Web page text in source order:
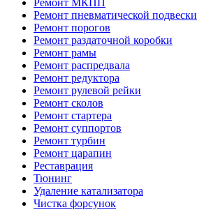
Ремонт МКПП
Ремонт пневматической подвески
Ремонт порогов
Ремонт раздаточной коробки
Ремонт рамы
Ремонт распредвала
Ремонт редуктора
Ремонт рулевой рейки
Ремонт сколов
Ремонт стартера
Ремонт суппортов
Ремонт турбин
Ремонт царапин
Реставрация
Тюнинг
Удаление катализатора
Чистка форсунок